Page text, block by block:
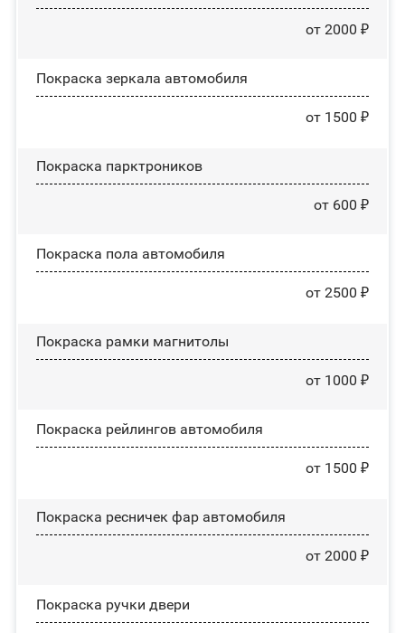
от 2000 ₽
Покраска зеркала автомобиля
от 1500 ₽
Покраска парктроников
от 600 ₽
Покраска пола автомобиля
от 2500 ₽
Покраска рамки магнитолы
от 1000 ₽
Покраска рейлингов автомобиля
от 1500 ₽
Покраска ресничек фар автомобиля
от 2000 ₽
Покраска ручки двери